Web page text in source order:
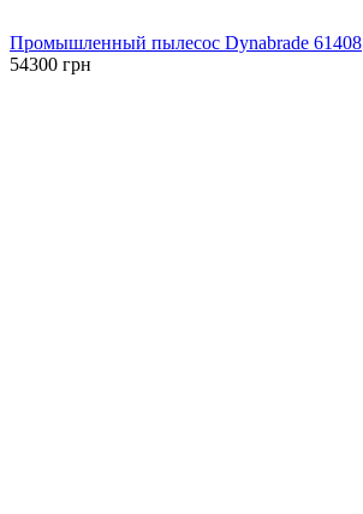
Промышленный пылесос Dynabrade 61408
54300 грн